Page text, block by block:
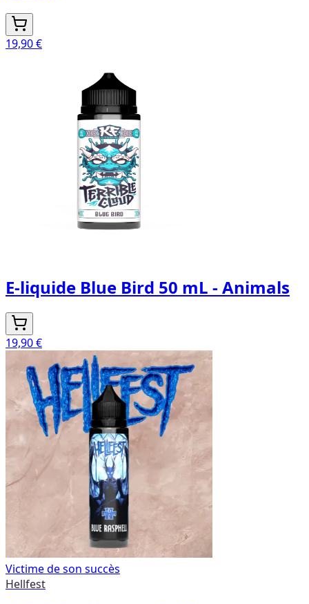
19,90 €
E-liquide Blue Bird 50 mL - Animals
19,90 €
Victime de son succès
Hellfest